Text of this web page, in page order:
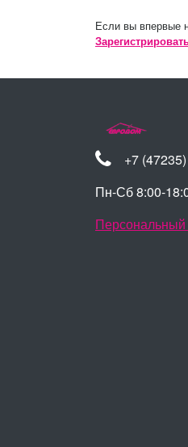
Если вы впервые
+7
Пн-Сб 8:00-
Персональный